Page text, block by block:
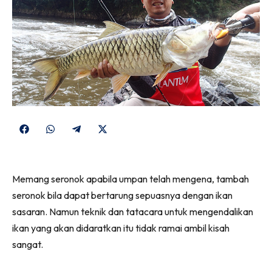
Share
Share
Share
(Twitter)
Memang seronok apabila umpan telah mengena, tambah
seronok bila dapat bertarung sepuasnya dengan ikan
sasaran. Namun teknik dan tatacara untuk mengendalikan
ikan yang akan didaratkan itu tidak ramai ambil kisah
sangat.